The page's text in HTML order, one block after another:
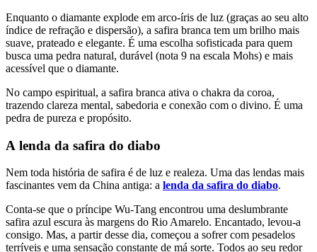
Enquanto o diamante explode em arco-íris de luz (graças ao seu alto
índice de refração e dispersão), a safira branca tem um brilho mais
suave, prateado e elegante. É uma escolha sofisticada para quem
busca uma pedra natural, durável (nota 9 na escala Mohs) e mais
acessível que o diamante.
No campo espiritual, a safira branca ativa o chakra da coroa,
trazendo clareza mental, sabedoria e conexão com o divino. É uma
pedra de pureza e propósito.
A lenda da safira do diabo
Nem toda história de safira é de luz e realeza. Uma das lendas mais
fascinantes vem da China antiga: a lenda da safira do diabo.
Conta-se que o príncipe Wu-Tang encontrou uma deslumbrante
safira azul escura às margens do Rio Amarelo. Encantado, levou-a
consigo. Mas, a partir desse dia, começou a sofrer com pesadelos
terríveis e uma sensação constante de má sorte. Todos ao seu redor